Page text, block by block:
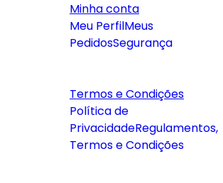
Minha conta
Meu PerfilMeus
PedidosSegurança
Termos e Condições
Política de
PrivacidadeRegulamentos,
Termos e Condições